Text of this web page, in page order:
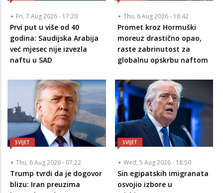
Fri, 7 Aug 2026 - 17:20
Prvi put u više od 40
godina: Saudijska Arabija
već mjesec nije izvezla
naftu u SAD
Thu, 6 Aug 2026 - 18:42
Promet kroz Hormuški
moreuz drastično opao,
raste zabrinutost za
globalnu opskrbu naftom
SVIJET
Thu, 6 Aug 2026 - 07:22
Trump tvrdi da je dogovor
blizu: Iran preuzima
SVIJET
Wed, 5 Aug 2026 - 18:50
Sin egipatskih imigranata
osvojio izbore u